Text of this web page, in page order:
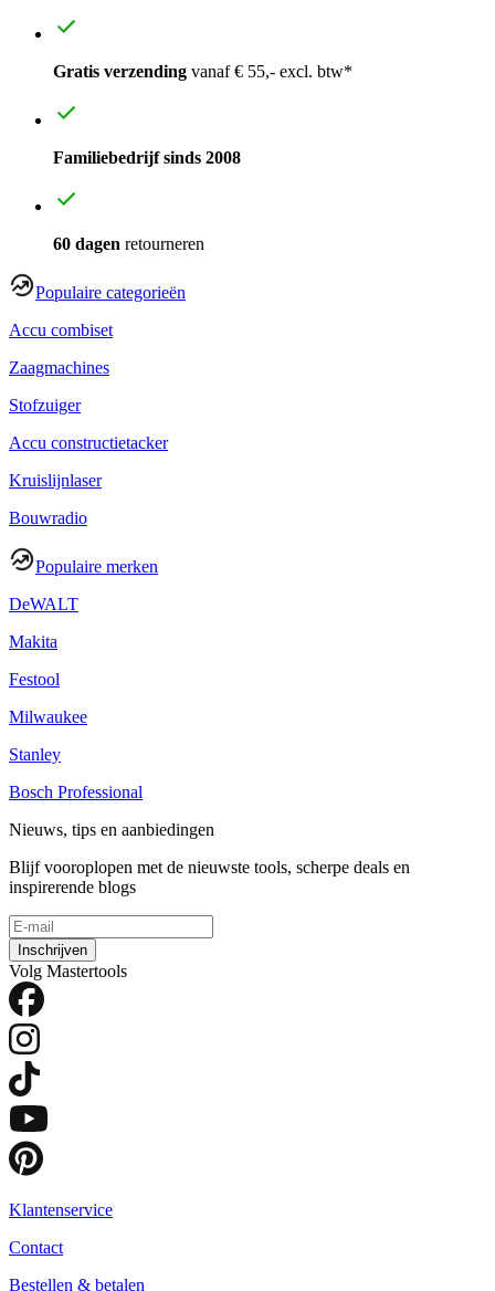
Gratis verzending vanaf € 55,- excl. btw*
Familiebedrijf sinds 2008
60 dagen retourneren
Populaire categorieën
Accu combiset
Zaagmachines
Stofzuiger
Accu constructietacker
Kruislijnlaser
Bouwradio
Populaire merken
DeWALT
Makita
Festool
Milwaukee
Stanley
Bosch Professional
Nieuws, tips en aanbiedingen
Blijf vooroplopen met de nieuwste tools, scherpe deals en
inspirerende blogs
Inschrijven
Volg Mastertools
Klantenservice
Contact
Bestellen & betalen